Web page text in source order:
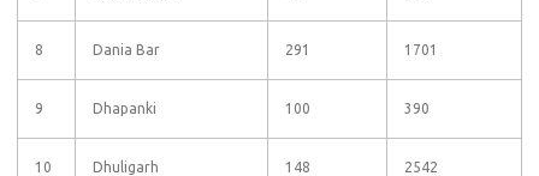
8 Dania Bar 291 1701
9 Dhapanki 100 390
10 Dhuligarh 148 2542